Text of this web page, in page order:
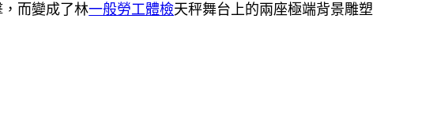
，而變成了林一般勞工體檢天秤舞台上的兩座極端背景雕塑